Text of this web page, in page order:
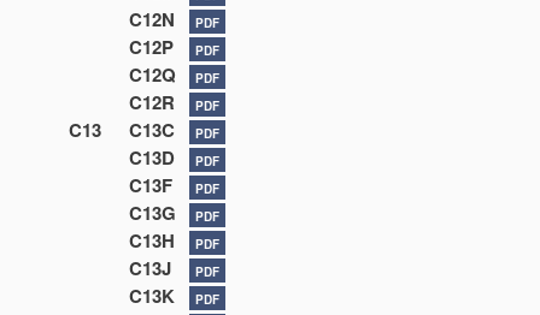
C12N PDF
C12P PDF
C12Q PDF
C12R PDF
C13 C13C PDF
C13D PDF
C13F PDF
C13G PDF
C13H PDF
C13J PDF
C13K PDF